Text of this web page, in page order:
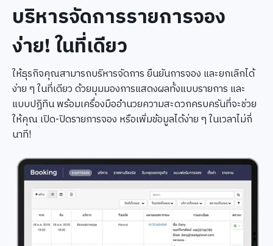
บริหารจัดการรายการจอง
ง่าย! ในที่เดียว
ให้ธุรกิจคุณสามารถบริหารจัดการ ยืนยันการจอง และยกเลิกได้
ง่าย ๆ ในที่เดียว ด้วยมุมมองการแสดงผลทั้งแบบรายการ และ
แบบปฎิทิน พร้อมเครื่องมืออำนวยความสะดวกครบครันที่จะช่วย
ให้คุณ เปิด-ปิดรายการจอง หรือเพิ่มข้อมูลได้ง่าย ๆ ในเวลาไม่กี่
นาที!